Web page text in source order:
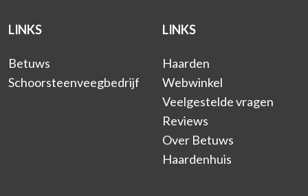
LINKS
Betuws
Schoorsteenveegbedrijf
LINKS
Haarden
Webwinkel
Veelgestelde vragen
Reviews
Over Betuws
Haardenhuis